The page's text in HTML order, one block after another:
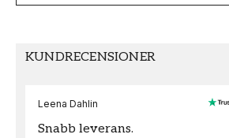
KUNDRECENSIONER
Leena Dahlin
Snabb leverans.